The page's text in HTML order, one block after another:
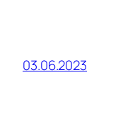
03.06.2023